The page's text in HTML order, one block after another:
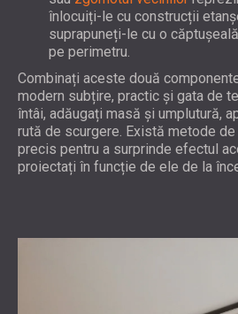
înlocuiți-le cu construcții
suprapuneți-le cu o
pe perimetru.
Combinați aceste două
modern subțire, practic și gata de
întâi, adăugați masă și umplutură,
rută de scurgere. Există metode
precis pentru a surprinde efectul
proiectați în funcție de ele de la